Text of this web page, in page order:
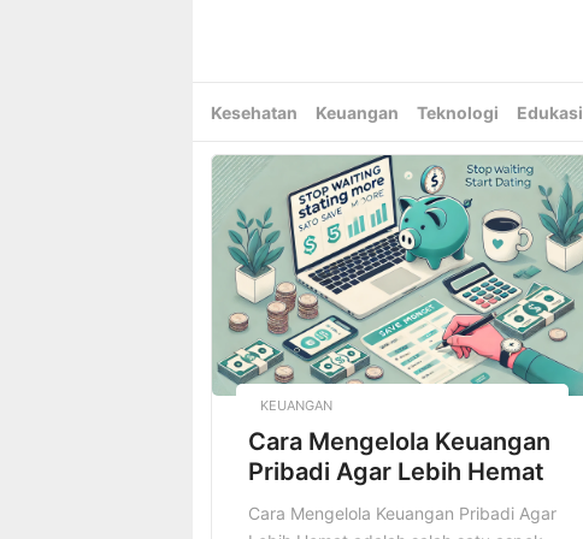
Kesehatan Keuangan Teknologi Edukasi
KEUANGAN
Cara Mengelola Keuangan
Pribadi Agar Lebih Hemat
Cara Mengelola Keuangan Pribadi Agar